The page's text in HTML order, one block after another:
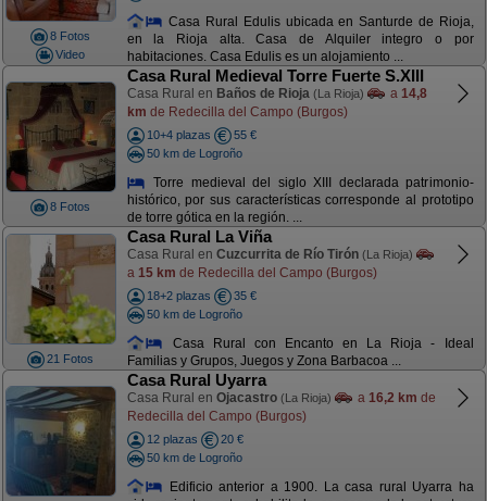
8 Fotos
Video
Casa Rural Edulis ubicada en Santurde de Rioja,
en la Rioja alta. Casa de Alquiler integro o por
habitaciones. Casa Edulis es un alojamiento ...
8 Fotos
Casa Rural Medieval Torre Fuerte S.XIII
Casa Rural en Baños de Rioja (La Rioja) a 14,8
km de Redecilla del Campo (Burgos)
10+4 plazas
55 €
50 km de Logroño
Torre medieval del siglo XIII declarada patrimonio-
histórico, por sus características corresponde al prototipo
de torre gótica en la región. ...
21 Fotos
Casa Rural La Viña
Casa Rural en Cuzcurrita de Río Tirón (La Rioja)
a 15 km de Redecilla del Campo (Burgos)
18+2 plazas
35 €
50 km de Logroño
Casa Rural con Encanto en La Rioja - Ideal
Familias y Grupos, Juegos y Zona Barbacoa ...
Casa Rural Uyarra
Casa Rural en Ojacastro (La Rioja) a 16,2 km de
Redecilla del Campo (Burgos)
12 plazas
20 €
50 km de Logroño
Edificio anterior a 1900. La casa rural Uyarra ha